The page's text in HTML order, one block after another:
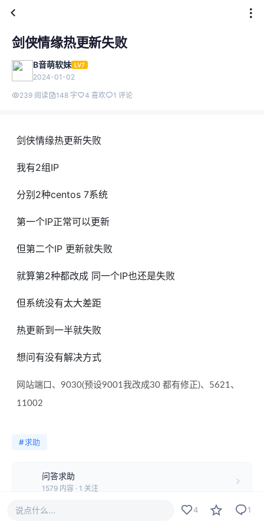
剑侠情缘热更新失败
B音萌软妹 LV7
2024-01-02
239 阅读 148 字 4 喜欢 1 评论
剑侠情缘热更新失败
我有2组IP
分别2种centos 7系统
第一个IP正常可以更新
但第二个IP 更新就失败
就算第2种都改成 同一个IP也还是失败
但系统没有太大差距
热更新到一半就失败
想问有没有解决方式
网站端口、9030(预设9001我改成30 都有修正)、5621、
11002
#求助
问答求助
1579 内容 · 1 关注
说点什么... 4 1